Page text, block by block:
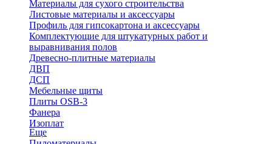
Материалы для сухого строительства
Листовые материалы и аксессуары
Профиль для гипсокартона и аксессуары
Комплектующие для штукатурных работ и
выравнивания полов
Древесно-плитные материалы
ДВП
ДСП
Мебельные щиты
Плиты OSB-3
Фанера
Изоплат
Еще